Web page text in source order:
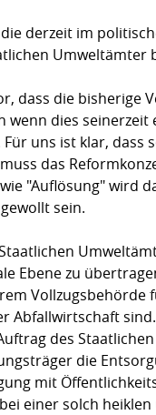
derzeit im
Umweltämter
dass die bisherige
wenn dies seinerzeit
uns ist klar, dass
das
"Auflösung" wird
sein.
Ebene zu
Vollzugsbehörde
Abfallwirtschaft sind.
des
die
mit
einer solch